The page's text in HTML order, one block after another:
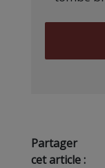
Partager
cet article :